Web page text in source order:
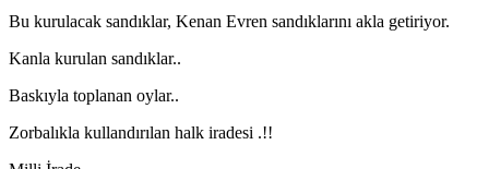
Bu kurulacak sandıklar, Kenan Evren sandıklarını akla getiriyor.
Kanla kurulan sandıklar..
Baskıyla toplanan oylar..
Zorbalıkla kullandırılan halk iradesi .!!